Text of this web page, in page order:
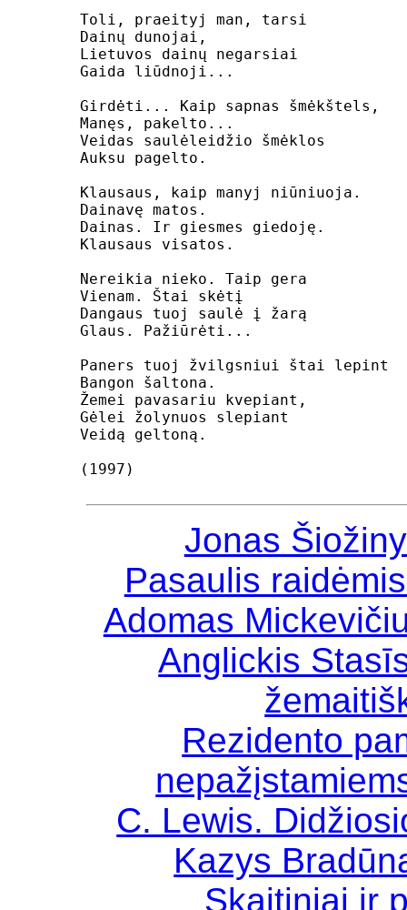
Toli, praeityj man, tarsi
Dainų dunojai,
Lietuvos dainų negarsiai
Gaida liūdnoji...
Girdėti... Kaip sapnas šmėkštels,
Manęs, pakelto...
Veidas saulėleidžio šmėklos
Auksu pagelto.
Klausaus, kaip manyj niūniuoja.
Dainavę matos.
Dainas. Ir giesmes giedoję.
Klausaus visatos.
Nereikia nieko. Taip gera
Vienam. Štai skėtį
Dangaus tuoj saulė į žarą
Glaus. Pažiūrėti...
Paners tuoj žvilgsniui štai lepint
Bangon šaltona.
Žemei pavasariu kvepiant,
Gėlei žolynuos slepiant
Veidą geltoną.
Jonas
Pasaulis
Adomas
Anglickis
Rezidento
C. Lewis.
Kazys
Skaitiniai ir